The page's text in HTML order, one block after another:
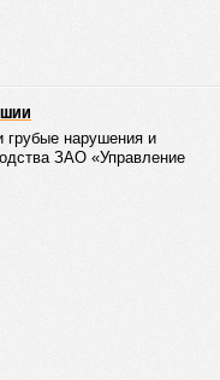
и зрелищный
Республики. Кроме
опыт выхода на
программу I и II
которые
о расширении
пределами региона.